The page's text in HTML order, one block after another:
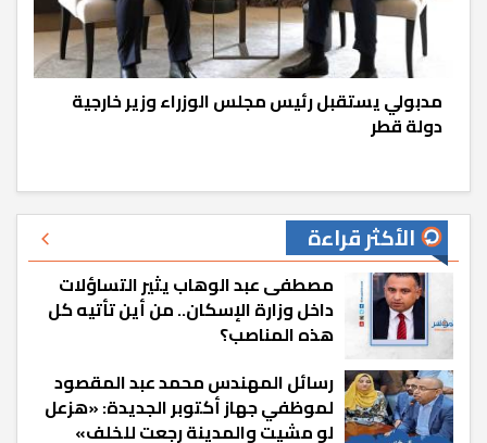
مدبولي يستقبل رئيس مجلس الوزراء وزير خارجية
دولة قطر
الأكثر قراءة
مصطفى عبد الوهاب يثير التساؤلات
داخل وزارة الإسكان.. من أين تأتيه كل
هذه المناصب؟
رسائل المهندس محمد عبد المقصود
لموظفي جهاز أكتوبر الجديدة: «هزعل
لو مشيت والمدينة رجعت للخلف»